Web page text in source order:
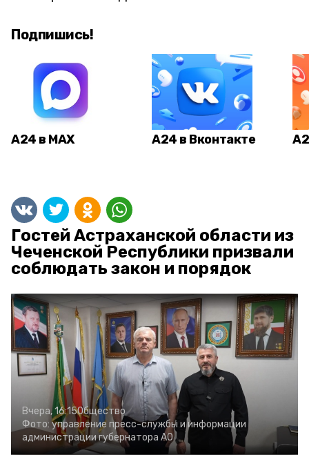
Подпишись!
А24 в MAX А24 в Вконтакте
Гостей Астраханской области из
Чеченской Республики призвали
соблюдать закон и порядок
Вчера, 16:15Общество
Фото: управление пресс-службы и информации
администрации губернатора АО